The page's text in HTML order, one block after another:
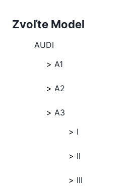
Zvoľte Model
AUDI
A1
A2
A3
I
II
III